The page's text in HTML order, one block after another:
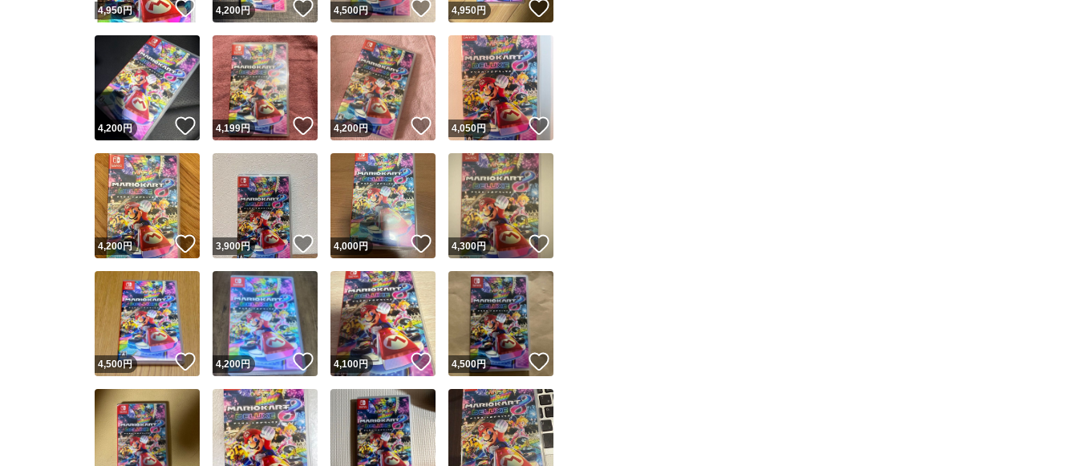
取引実績
取引実績◯+ このユーザーはYahoo!フリマの取引を完了させた実績があります
他フリマ実績◯+ このユーザーは他フリマサービスでの取引実績があります
スピード&安心発送
※このバッジは実績に基づく表示であり、発送を保証しているものではありません
スピード＆安心発送
このユーザーは高頻度で24時間以内＆設定した発送日数内に発送してい
ます
スピード発送 このユーザーは高頻度で24時間以内に発送しています
安心発送 このユーザーは設定した発送日数内に発送しています
商品画像の無断転載は禁止 されています
コピーは1商品につき1回です
出品ページへ
キャンセル
4,950円 いいね！
4,200円 いいね！
4,500円 いいね！
4,950円
4,200円 いいね！
4,199円 いいね！
4,200円 いいね！
4,050円
4,200円 いいね！
3,900円 いいね！
4,000円 いいね！
4,300円
4,500円 いいね！
4,200円 いいね！
4,100円 いいね！
4,500円